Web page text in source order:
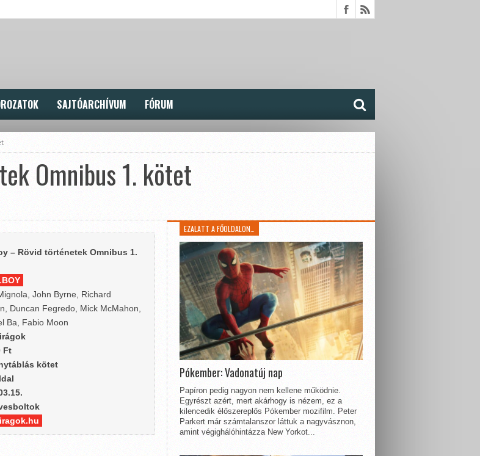
SAJTÓARCHÍVUM FÓRUM
Omnibus 1. kötet
– Rövid történetek Omnibus 1.
John Byrne, Richard
Duncan Fegredo, Mick McMahon,
Ba, Fabio Moon
Ft
kötet
EZALATT A FŐOLDALON…
Pókember: Vadonatúj nap
Papíron pedig nagyon nem kellene működnie.
Egyrészt azért, mert akárhogy is nézem, ez a
kilencedik élőszereplős Pókember mozifilm. Peter
Parkert már számtalanszor láttuk a nagyvásznon,
amint végighálóhintázza New Yorkot...